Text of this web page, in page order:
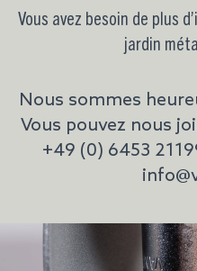
Vous avez besoin de plus
jardin
Nous sommes
Vous pouvez nous
+49 (0) 6453